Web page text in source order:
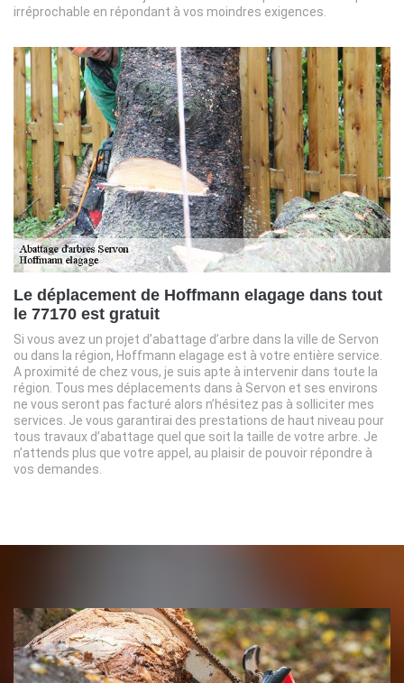
irréprochable en répondant à vos moindres exigences.
Le déplacement de Hoffmann elagage dans tout
le 77170 est gratuit
Si vous avez un projet d’abattage d’arbre dans la ville de Servon
ou dans la région, Hoffmann elagage est à votre entière service.
A proximité de chez vous, je suis apte à intervenir dans toute la
région. Tous mes déplacements dans à Servon et ses environs
ne vous seront pas facturé alors n’hésitez pas à solliciter mes
services. Je vous garantirai des prestations de haut niveau pour
tous travaux d’abattage quel que soit la taille de votre arbre. Je
n’attends plus que votre appel, au plaisir de pouvoir répondre à
vos demandes.